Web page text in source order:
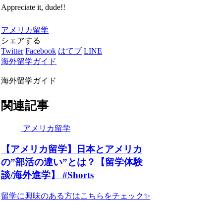
Appreciate it, dude!!
アメリカ留学
シェアする
Twitter Facebook はてブ LINE
海外留学ガイド
海外留学ガイド
関連記事
アメリカ留学
【アメリカ留学】日本とアメリカ
の”部活の違い”とは？【留学体験
談/海外進学】 #Shorts
留学に興味のある方はこちらをチェック✨